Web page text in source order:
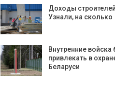
Доходы
Узнали, на сколько
Внутренние войска
привлекать в
Беларуси